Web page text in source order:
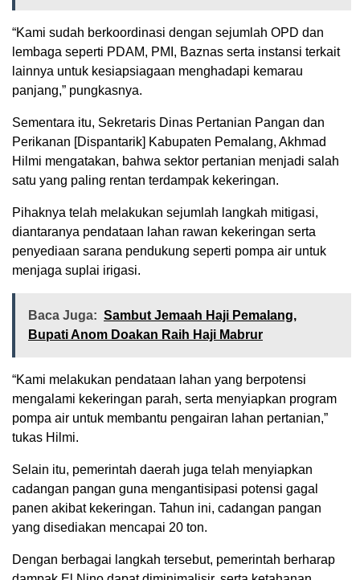
“Kami sudah berkoordinasi dengan sejumlah OPD dan
lembaga seperti PDAM, PMI, Baznas serta instansi terkait
lainnya untuk kesiapsiagaan menghadapi kemarau
panjang,” pungkasnya.
Sementara itu, Sekretaris Dinas Pertanian Pangan dan
Perikanan [Dispantarik] Kabupaten Pemalang, Akhmad
Hilmi mengatakan, bahwa sektor pertanian menjadi salah
satu yang paling rentan terdampak kekeringan.
Pihaknya telah melakukan sejumlah langkah mitigasi,
diantaranya pendataan lahan rawan kekeringan serta
penyediaan sarana pendukung seperti pompa air untuk
menjaga suplai irigasi.
Baca Juga: Sambut Jemaah Haji Pemalang,
Bupati Anom Doakan Raih Haji Mabrur
“Kami melakukan pendataan lahan yang berpotensi
mengalami kekeringan parah, serta menyiapkan program
pompa air untuk membantu pengairan lahan pertanian,”
tukas Hilmi.
Selain itu, pemerintah daerah juga telah menyiapkan
cadangan pangan guna mengantisipasi potensi gagal
panen akibat kekeringan. Tahun ini, cadangan pangan
yang disediakan mencapai 20 ton.
Dengan berbagai langkah tersebut, pemerintah berharap